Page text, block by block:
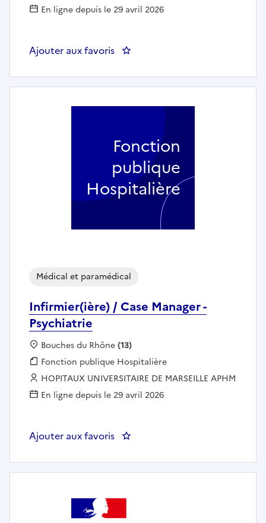
En ligne depuis le 29 avril 2026
Ajouter aux favoris : 1 POSTE IDE à 80% DE TEMPS
Infirmier(ière) / Case Manager -
Psychiatrie
Médical et paramédical
Localisation :
Bouches du Rhône(13)
Fonction publique :
Fonction publique Hospitalière
Employeur :
HOPITAUX UNIVERSITAIRE DE MARSEILLE APHM
En ligne depuis le 29 avril 2026
Ajouter aux favoris : Infirmier(ière) / Case Manager -
Fonction
publique
Hospitalière